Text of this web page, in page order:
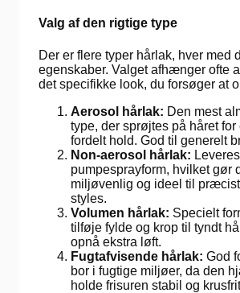
Valg af den rigtige type
Der er flere typer hårlak, hver med
egenskaber. Valget afhænger ofte
det specifikke look, du forsøger at
Aerosol hårlak: Den mest
type, der sprøjtes på håret
fordelt hold. God til generelt
Non-aerosol hårlak:
pumpesprayform, hvilket gør
miljøvenlig og ideel til
styles.
Volumen hårlak: Specielt
tilføje fylde og krop til tyndt
opnå ekstra løft.
Fugtafvisende hårlak: God
bor i fugtige miljøer, da den
holde frisuren stabil og